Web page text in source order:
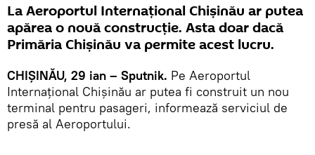
La Aeroportul Internațional Chișinău ar putea
apărea o nouă construcție. Asta doar dacă
Primăria Chișinău va permite acest lucru.
CHIȘINĂU, 29 ian – Sputnik. Pe Aeroportul
Internațional Chișinău ar putea fi construit un nou
terminal pentru pasageri, informează serviciul de
presă al Aeroportului.